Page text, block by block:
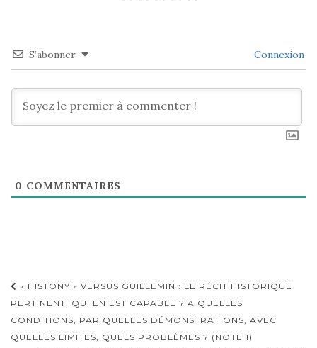
S’abonner Connexion
0 COMMENTAIRES
Navigation
d'article
« HISTONY » VERSUS GUILLEMIN : LE RÉCIT HISTORIQUE
PERTINENT, QUI EN EST CAPABLE ? A QUELLES
CONDITIONS, PAR QUELLES DÉMONSTRATIONS, AVEC
QUELLES LIMITES, QUELS PROBLÈMES ? (NOTE 1)